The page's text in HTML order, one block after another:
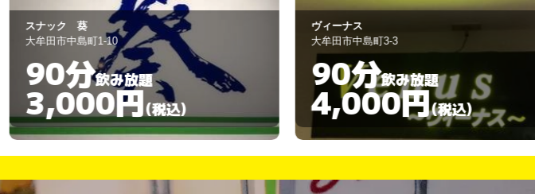
(税込)
ヴィーナス
大牟田市中島町3-3
90分飲み放題
4,000円 (税込)
90分